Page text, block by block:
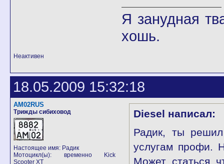
Я занудная
хошь.
Неактивен
18.05.2009 15:32:18
AM02RUS
Трижды сибиховод
Настоящее имя: Радик
Мотоцикл(ы): временно Kick
Scooter XT
Diesel написал:
Радик, ты решил
услугам профи.
Может статься